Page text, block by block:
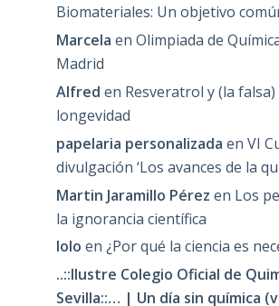
Biomateriales: Un objetivo
Marcela en Olimpiada de
Madrid
Alfred en Resveratrol y (la falsa)
longevidad
papelaria personalizada en VI
divulgación ‘Los avances de la
Martin Jaramillo Pérez en Los
la ignorancia científica
lolo en ¿Por qué la ciencia es
..::Ilustre Colegio Oficial de
Sevilla::… | Un día sin química